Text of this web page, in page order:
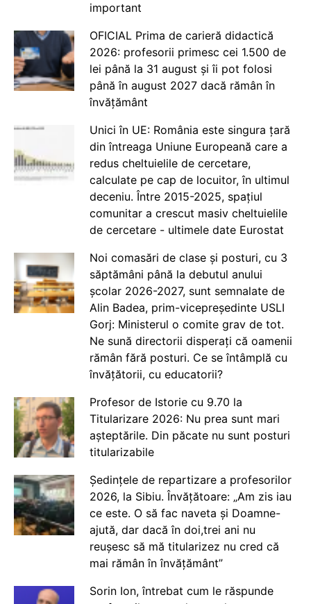
important
OFICIAL Prima de carieră didactică
2026: profesorii primesc cei 1.500 de
lei până la 31 august și îi pot folosi
până în august 2027 dacă rămân în
învățământ
Unici în UE: România este singura țară
din întreaga Uniune Europeană care a
redus cheltuielile de cercetare,
calculate pe cap de locuitor, în ultimul
deceniu. Între 2015-2025, spațiul
comunitar a crescut masiv cheltuielile
de cercetare - ultimele date Eurostat
Noi comasări de clase și posturi, cu 3
săptămâni până la debutul anului
școlar 2026-2027, sunt semnalate de
Alin Badea, prim-vicepreședinte USLI
Gorj: Ministerul o comite grav de tot.
Ne sună directorii disperați că oamenii
rămân fără posturi. Ce se întâmplă cu
învățătorii, cu educatorii?
Profesor de Istorie cu 9.70 la
Titularizare 2026: Nu prea sunt mari
așteptările. Din păcate nu sunt posturi
titularizabile
Ședințele de repartizare a profesorilor
2026, la Sibiu. Învățătoare: „Am zis iau
ce este. O să fac naveta și Doamne-
ajută, dar dacă în doi,trei ani nu
reușesc să mă titularizez nu cred că
mai rămân în învățământ”
Sorin Ion, întrebat cum le răspunde